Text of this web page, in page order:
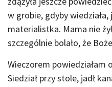
w grobie, gdyby wiedziała,
materialistka. Mama nie
szczególnie bolało, że
Wieczorem powiedziałam
Siedział przy stole, jadł